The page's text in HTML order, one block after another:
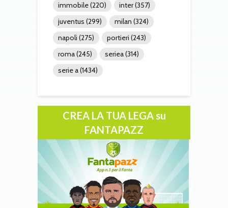
immobile(220) inter(357)
juventus (299) milan (324)
napoli (275) portieri (243)
roma(245) seriea(314)
serie a(1434)
CREA LA TUA LEGA su
FANTAPAZZ